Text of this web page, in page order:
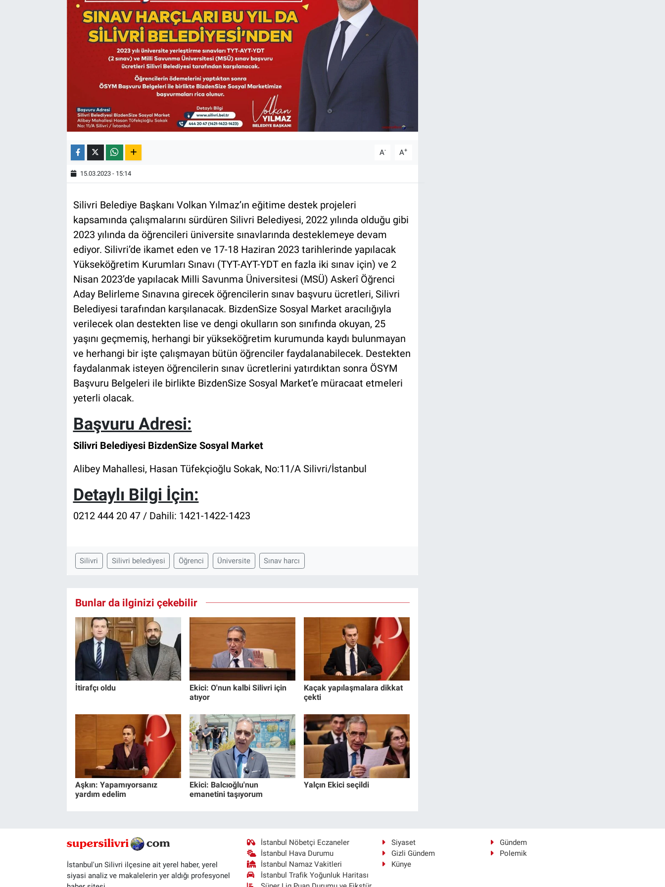
A- A+
15.03.2023 - 15:14
Silivri Belediye Başkanı Volkan Yılmaz’ın eğitime destek projeleri
kapsamında çalışmalarını sürdüren Silivri Belediyesi, 2022 yılında olduğu gibi
2023 yılında da öğrencileri üniversite sınavlarında desteklemeye devam
ediyor. Silivri’de ikamet eden ve 17-18 Haziran 2023 tarihlerinde yapılacak
Yükseköğretim Kurumları Sınavı (TYT-AYT-YDT en fazla iki sınav için) ve 2
Nisan 2023’de yapılacak Milli Savunma Üniversitesi (MSÜ) Askerî Öğrenci
Aday Belirleme Sınavına girecek öğrencilerin sınav başvuru ücretleri, Silivri
Belediyesi tarafından karşılanacak. BizdenSize Sosyal Market aracılığıyla
verilecek olan destekten lise ve dengi okulların son sınıfında okuyan, 25
yaşını geçmemiş, herhangi bir yükseköğretim kurumunda kaydı bulunmayan
ve herhangi bir işte çalışmayan bütün öğrenciler faydalanabilecek. Destekten
faydalanmak isteyen öğrencilerin sınav ücretlerini yatırdıktan sonra ÖSYM
Başvuru Belgeleri ile birlikte BizdenSize Sosyal Market’e müracaat etmeleri
yeterli olacak.
Başvuru Adresi:
Silivri Belediyesi BizdenSize Sosyal Market
Alibey Mahallesi, Hasan Tüfekçioğlu Sokak, No:11/A Silivri/İstanbul
Detaylı Bilgi İçin:
0212 444 20 47 / Dahili: 1421-1422-1423
Silivri Silivri belediyesi Öğrenci Üniversite Sınav harcı
Bunlar da ilginizi çekebilir
İtirafçı oldu
Ekici: O'nun kalbi Silivri için
atıyor
Kaçak yapılaşmalara dikkat
çekti
Aşkın: Yapamıyorsanız
yardım edelim
Ekici: Balcıoğlu'nun
emanetini taşıyorum
Yalçın Ekici seçildi
İstanbul'un Silivri ilçesine ait yerel haber, yerel
siyasi analiz ve makalelerin yer aldığı profesyonel
İstanbul Nöbetçi Eczaneler
İstanbul Hava Durumu
İstanbul Namaz Vakitleri
İstanbul Trafik Yoğunluk Haritası
Siyaset
Gündem
Gizli Gündem
Polemik
Künye